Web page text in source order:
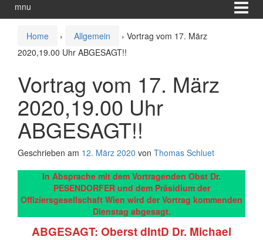
mnu
Home › Allgemein › Vortrag vom 17. März
2020,19.00 Uhr ABGESAGT!!
Vortrag vom 17. März
2020,19.00 Uhr
ABGESAGT!!
Geschrieben am 12. März 2020 von Thomas Schluet
In Absprache mit dem Vortragenden Obst Dr.
PESENDORFER und dem Präsidium der
Offiziersgesellschaft Wien wird der Vortrag kommenden
Dienstag abgesagt.
ABGESAGT: Oberst dIntD Dr. Michael